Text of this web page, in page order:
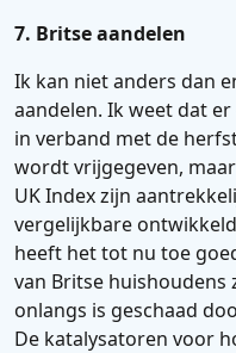
7. Britse aandelen
Ik kan niet anders dan
aandelen. Ik weet dat
in verband met de
wordt vrijgegeven,
UK Index zijn
vergelijkbare
heeft het tot nu toe
van Britse
onlangs is geschaad
De katalysatoren voor